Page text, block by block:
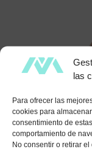
las
Para ofrecer las
cookies para
consentimiento de
comportamiento de
No consentir o retirar